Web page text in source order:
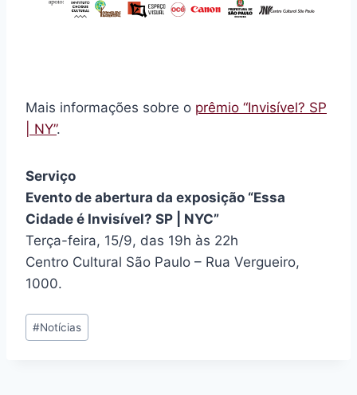
Mais informações sobre o prêmio “Invisível? SP
| NY”.
Serviço
Evento de abertura da exposição “Essa
Cidade é Invisível? SP | NYC”
Terça-feira, 15/9, das 19h às 22h
Centro Cultural São Paulo – Rua Vergueiro,
1000.
Tags
do
#Notícias